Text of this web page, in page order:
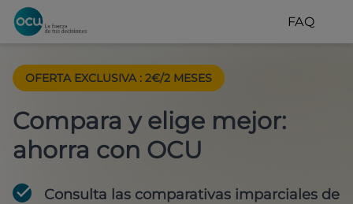
FAQ
OFERTA EXCLUSIVA : 2€/2 MESES
Compara y elige mejor:
ahorra con OCU
Consulta las comparativas imparciales de